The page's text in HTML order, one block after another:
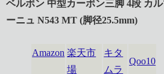
ベルボン 中型カーボン三脚 4段 カル
ーニュ N543 MT (脚径25.5mm)
Amazon 楽天市
場
キタ
ムラ
Qoo10